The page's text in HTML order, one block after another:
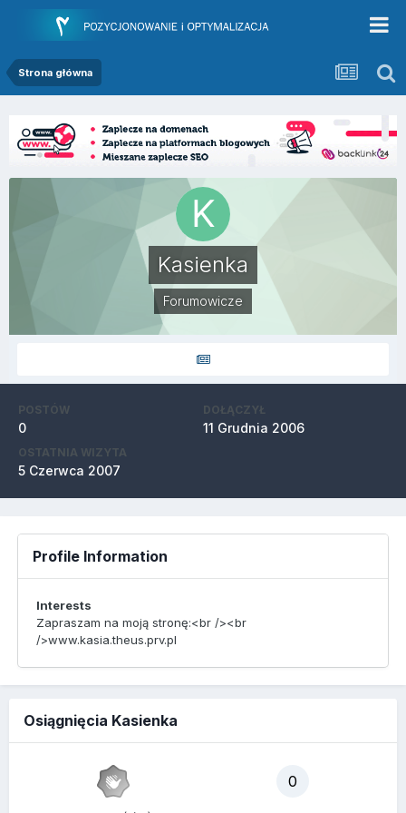
Strona główna
Kasienka
Forumowicze
POSTÓW
0
DOŁĄCZYŁ
11 Grudnia 2006
OSTATNIA WIZYTA
5 Czerwca 2007
Profile Information
Interests
Zapraszam na moją stronę:<br /><br
/>www.kasia.theus.prv.pl
Osiągnięcia Kasienka
0